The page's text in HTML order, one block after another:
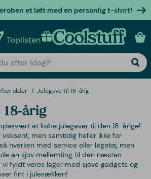
et løft med en personlig t-shirt!
Toplisten Personlige gaver
alder Julegave til 18-årig
18-årig
at købe julegaver til den 18-årige!
men samtidig heller ikke for
hverken med service eller legetøj, men
en sjov mellemting til den næsten
vi fyldt vores lager med sjove gadgets og
fint i julesækken!